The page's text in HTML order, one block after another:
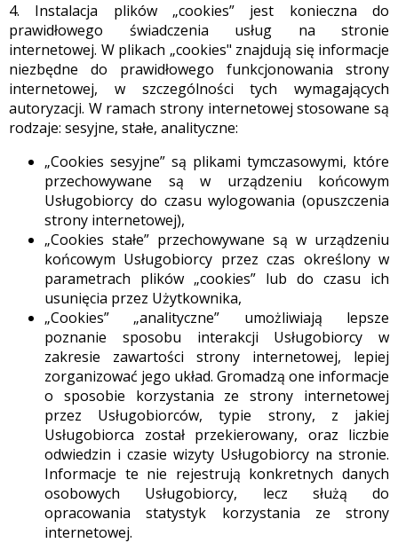
4. Instalacja plików „cookies” jest konieczna do
prawidłowego świadczenia usług na stronie
internetowej. W plikach „cookies" znajdują się informacje
niezbędne do prawidłowego funkcjonowania strony
internetowej, w szczególności tych wymagających
autoryzacji. W ramach strony internetowej stosowane są
rodzaje: sesyjne, stałe, analityczne:
„Cookies sesyjne” są plikami tymczasowymi, które
przechowywane są w urządzeniu końcowym
Usługobiorcy do czasu wylogowania (opuszczenia
strony internetowej),
„Cookies stałe” przechowywane są w urządzeniu
końcowym Usługobiorcy przez czas określony w
parametrach plików „cookies” lub do czasu ich
usunięcia przez Użytkownika,
„Cookies” „analityczne” umożliwiają lepsze
poznanie sposobu interakcji Usługobiorcy w
zakresie zawartości strony internetowej, lepiej
zorganizować jego układ. Gromadzą one informacje
o sposobie korzystania ze strony internetowej
przez Usługobiorców, typie strony, z jakiej
Usługobiorca został przekierowany, oraz liczbie
odwiedzin i czasie wizyty Usługobiorcy na stronie.
Informacje te nie rejestrują konkretnych danych
osobowych Usługobiorcy, lecz służą do
opracowania statystyk korzystania ze strony
internetowej.